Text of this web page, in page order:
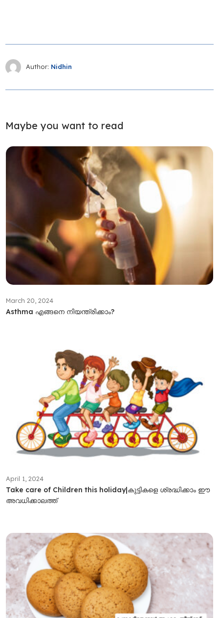
Author: Nidhin
Maybe you want to read
March 20, 2024
Asthma എങ്ങനെ നിയന്ത്രിക്കാം?
April 1, 2024
Take care of Children this holiday|കുട്ടികളെ ശ്രദ്ധിക്കാം ഈ
അവധിക്കാലത്ത്